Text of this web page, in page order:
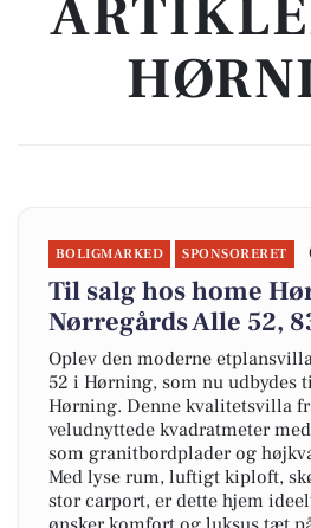
BOLIGMARKED SPONSORERET
Til salg hos home
Nørregårds Alle 52,
Oplev den moderne
52 i Hørning, som nu udbydes
Hørning. Denne kvalitetsvilla
veludnyttede kvadratmeter
som granitbordplader og
Med lyse rum, luftigt kiploft,
stor carport, er dette hjem